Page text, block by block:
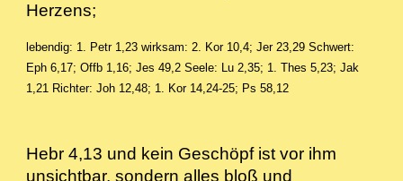
Herzens;
lebendig: 1. Petr 1,23 wirksam: 2. Kor 10,4; Jer 23,29 Schwert:
Eph 6,17; Offb 1,16; Jes 49,2 Seele: Lu 2,35; 1. Thes 5,23; Jak
1,21 Richter: Joh 12,48; 1. Kor 14,24-25; Ps 58,12
Hebr 4,13 und kein Geschöpf ist vor ihm
unsichtbar, sondern alles bloß und